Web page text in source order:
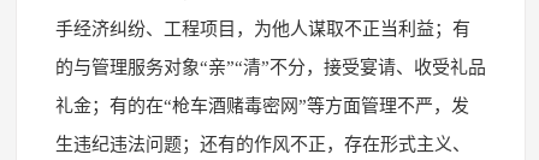
手经济纠纷、工程项目，为他人谋取不正当利益；有
的与管理服务对象“亲”“清”不分，接受宴请、收受礼品
礼金；有的在“枪车酒赌毒密网”等方面管理不严，发
生违纪违法问题；还有的作风不正，存在形式主义、